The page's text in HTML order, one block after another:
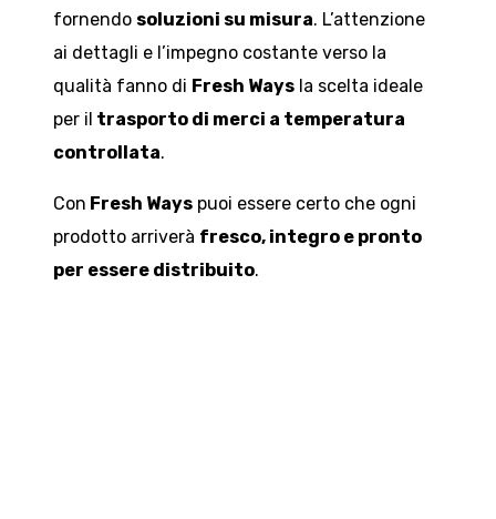
fornendo soluzioni su misura. L’attenzione
ai dettagli e l’impegno costante verso la
qualità fanno di Fresh Ways la scelta ideale
per il trasporto di merci a temperatura
controllata.
Con Fresh Ways puoi essere certo che ogni
prodotto arriverà fresco, integro e pronto
per essere distribuito.